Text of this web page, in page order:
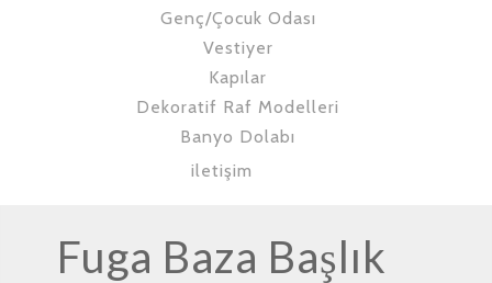
Genç/Çocuk Odası
Vestiyer
Kapılar
Dekoratif Raf Modelleri
Banyo Dolabı
iletişim
Fuga Baza Başlık